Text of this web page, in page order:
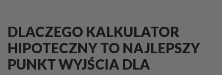
Parkiety, panele, tarasy
Architektoniczne, projektowe biura
Termoizolacja
Deweloperzy
Garaże - budowa, sprzedaż
DLACZEGO KALKULATOR
HIPOTECZNY TO NAJLEPSZY
PUNKT WYJŚCIA DLA